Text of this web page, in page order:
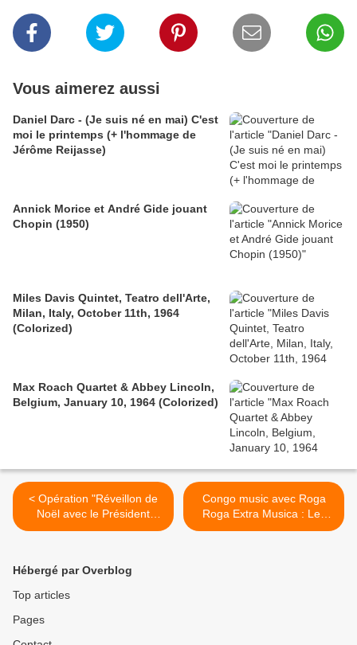
Vous aimerez aussi
Daniel Darc - (Je suis né en mai) C'est
moi le printemps (+ l'hommage de
Jérôme Reijasse)
Annick Morice et André Gide jouant
Chopin (1950)
Miles Davis Quintet, Teatro dell'Arte,
Milan, Italy, October 11th, 1964
(Colorized)
Max Roach Quartet & Abbey Lincoln,
Belgium, January 10, 1964 (Colorized)
< Opération "Réveillon de
Noël avec le Président
Laurent GBAGBO"
Congo music avec Roga
Roga Extra Musica : Les
Goûts et les Couleurs >
Hébergé par Overblog
Top articles
Pages